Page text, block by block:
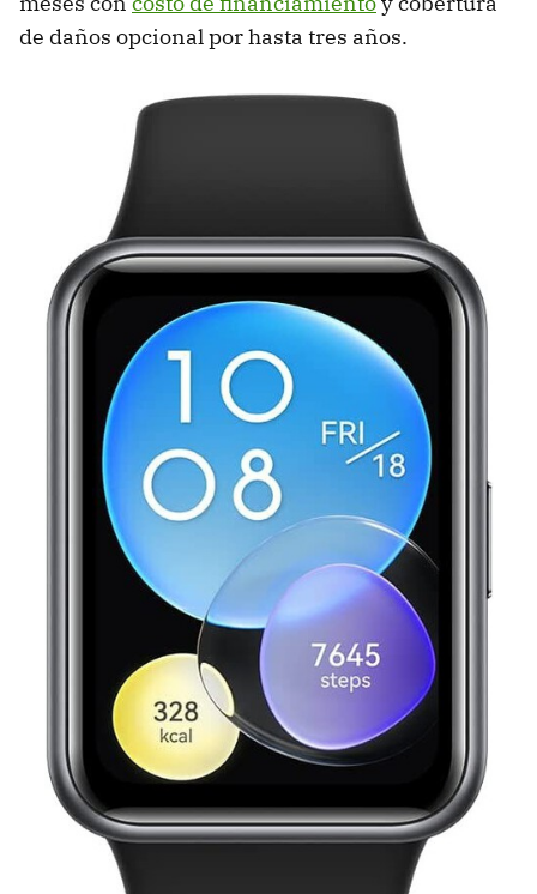
de daños opcional por hasta tres años.